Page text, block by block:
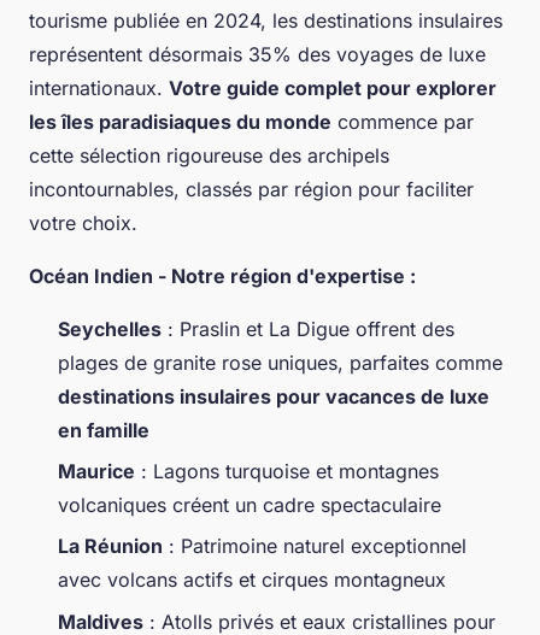
tourisme publiée en 2024, les destinations insulaires
représentent désormais 35% des voyages de luxe
internationaux. Votre guide complet pour explorer
les îles paradisiaques du monde commence par
cette sélection rigoureuse des archipels
incontournables, classés par région pour faciliter
votre choix.
Océan Indien - Notre région d'expertise :
Seychelles : Praslin et La Digue offrent des
plages de granite rose uniques, parfaites comme
destinations insulaires pour vacances de luxe
en famille
Maurice : Lagons turquoise et montagnes
volcaniques créent un cadre spectaculaire
La Réunion : Patrimoine naturel exceptionnel
avec volcans actifs et cirques montagneux
Maldives : Atolls privés et eaux cristallines pour